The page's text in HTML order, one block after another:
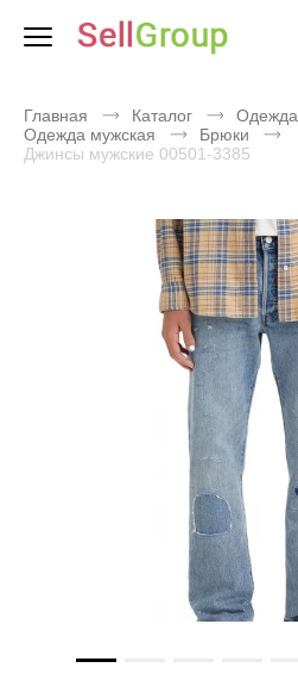
Главная Каталог
Одежда
Одежда мужская
Брюки
Джинсы мужские 00501-3385